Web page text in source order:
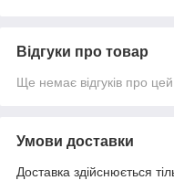
Відгуки про товар
Ще немає відгуків про
Умови доставки
Доставка здійснюється